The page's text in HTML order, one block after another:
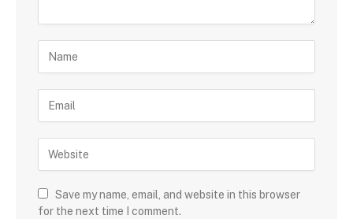
Save my name, email, and website in this browser
for the next time I comment.